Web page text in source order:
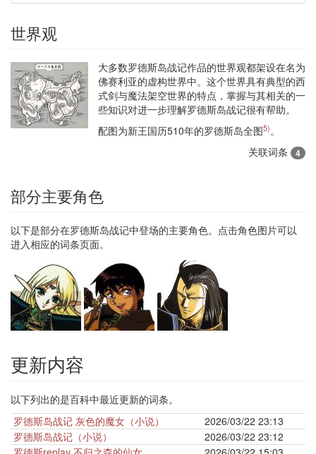
世界观
大多数罗德斯岛战记作品的世界观都架设在名为
佛赛利亚的虚构世界中。这个世界具有典型的西
式剑与魔法架空世界的特点，掌握与其相关的一
些知识对进一步理解罗德斯岛战记很有帮助。
配图为新王国历510年的罗德斯岛全图5)。
关联词条
4
部分主要角色
以下是部分在罗德斯岛战记中登场的主要角色。点击角色图片可以
进入相应的词条页面。
更新内容
以下列出的是百科中最近更新的词条。
罗德斯岛战记 灰色的魔女（小说）
2026/03/22 23:13
罗德斯岛战记（小说）
2026/03/22 23:12